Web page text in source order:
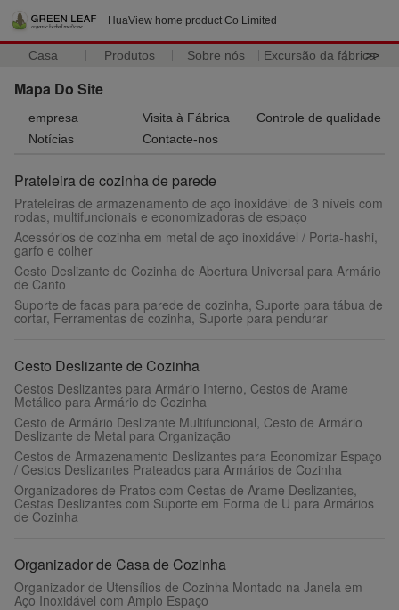
HuaView home product Co Limited
Casa Produtos Sobre nós Excursão da fábrica
>>
Mapa Do Site
empresa Visita à Fábrica
Controle de qualidade
Notícias
Contacte-nos
Prateleira de cozinha de parede
Prateleiras de armazenamento de aço inoxidável de 3 níveis com
rodas, multifuncionais e economizadoras de espaço
Acessórios de cozinha em metal de aço inoxidável / Porta-hashi,
garfo e colher
Cesto Deslizante de Cozinha de Abertura Universal para Armário
de Canto
Suporte de facas para parede de cozinha, Suporte para tábua de
cortar, Ferramentas de cozinha, Suporte para pendurar
Cesto Deslizante de Cozinha
Cestos Deslizantes para Armário Interno, Cestos de Arame
Metálico para Armário de Cozinha
Cesto de Armário Deslizante Multifuncional, Cesto de Armário
Deslizante de Metal para Organização
Cestos de Armazenamento Deslizantes para Economizar Espaço
/ Cestos Deslizantes Prateados para Armários de Cozinha
Organizadores de Pratos com Cestas de Arame Deslizantes,
Cestas Deslizantes com Suporte em Forma de U para Armários
de Cozinha
Organizador de Casa de Cozinha
Organizador de Utensílios de Cozinha Montado na Janela em
Aço Inoxidável com Amplo Espaço